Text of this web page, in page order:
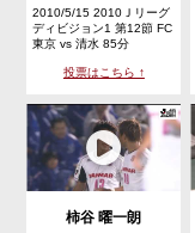
2010/5/15 2010Ｊリーグ
ディビジョン1 第12節 FC
東京 vs 清水 85分
投票はこちら ↑
柿谷 曜一朗